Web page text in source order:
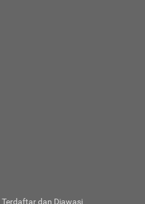
Terdaftar dan Diawasi